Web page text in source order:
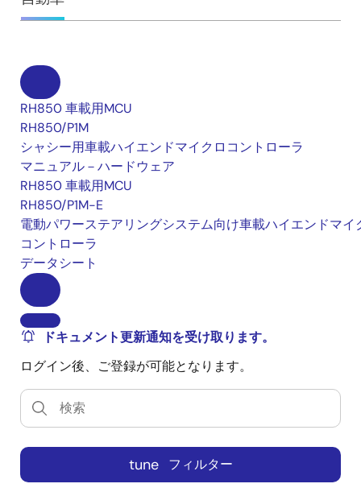
RH850 車載用MCU
RH850/P1M
シャシー用車載ハイエンドマイクロコントローラ
マニュアル－ハードウェア
RH850 車載用MCU
RH850/P1M-E
電動パワーステアリングシステム向け車載ハイエンドマイ
コントローラ
データシート
ドキュメント更新通知を受け取ります。
ログイン後、ご登録が可能となります。
tune フィルター